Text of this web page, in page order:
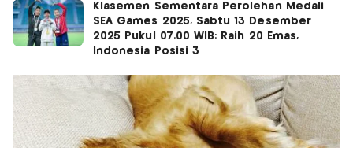
Klasemen Sementara Perolehan Medali
SEA Games 2025, Sabtu 13 Desember
2025 Pukul 07.00 WIB: Raih 20 Emas,
Indonesia Posisi 3